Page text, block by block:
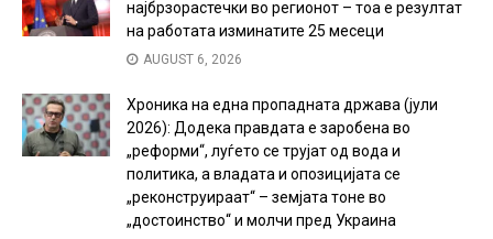
најбрзорастечки во регионот – тоа е резултат
на работата изминатите 25 месеци
AUGUST 6, 2026
Хроника на една пропадната држава (јули
2026): Додека правдата е заробена во
„реформи“, луѓето се трујат од вода и
политика, а владата и опозицијата се
„реконструираат“ – земјата тоне во
„достоинство“ и молчи пред Украина